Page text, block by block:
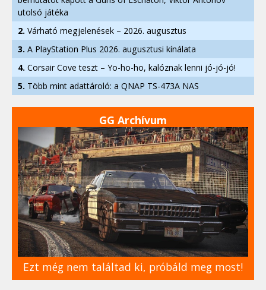
utolsó játéka
2. Várható megjelenések – 2026. augusztus
3. A PlayStation Plus 2026. augusztusi kínálata
4. Corsair Cove teszt – Yo-ho-ho, kalóznak lenni jó-jó-jó!
5. Több mint adattároló: a QNAP TS-473A NAS
GG Archívum
Ezt még nem találtad ki, próbáld meg most!